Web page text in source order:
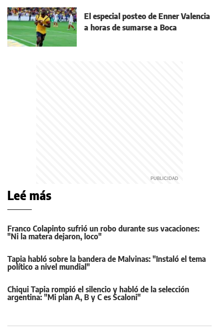
El especial posteo de Enner Valencia
a horas de sumarse a Boca
Leé más
Franco Colapinto sufrió un robo durante sus vacaciones:
"Ni la matera dejaron, loco"
Tapia habló sobre la bandera de Malvinas: "Instaló el tema
político a nivel mundial"
Chiqui Tapia rompió el silencio y habló de la selección
argentina: "Mi plan A, B y C es Scaloni"